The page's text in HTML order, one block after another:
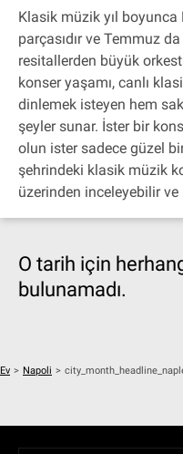
Klasik müzik yıl
parçasıdır ve Temmuz
resitallerden büyük
konser yaşamı, canlı
dinlemek isteyen hem
şeyler sunar. İster bir
olun ister sadece güzel
şehrindeki klasik müzik
üzerinden inceleyebilir
O tarih için
bulunamadı.
Ev > Napoli >